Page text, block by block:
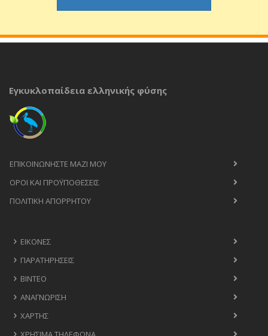
Εγκυκλοπαίδεια ελληνικής φύσης
ΕΠΙΚΟΙΝΩΝΉΣΤΕ ΜΑΖΊ ΜΟΥ
ΟΡΟΙ ΚΑΙ ΠΡΟΫΠΟΘΈΣΕΙΣ
ΠΟΛΙΤΙΚΉ ΑΠΟΡΡΉΤΟΥ
ΕΙΚΌΝΕΣ
ΠΑΡΑΤΗΡΉΣΕΙΣ
ΒΊΝΤΕΟ
ΑΝΑΓΝΏΡΙΣΗ
ΧΆΡΤΗΣ